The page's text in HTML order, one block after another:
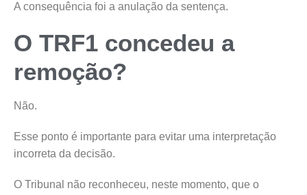
A consequência foi a anulação da sentença.
O TRF1 concedeu a
remoção?
Não.
Esse ponto é importante para evitar uma interpretação
incorreta da decisão.
O Tribunal não reconheceu, neste momento, que o